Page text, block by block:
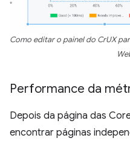
Como editar o painel do CrUX
Performance da
Depois da página das
encontrar páginas